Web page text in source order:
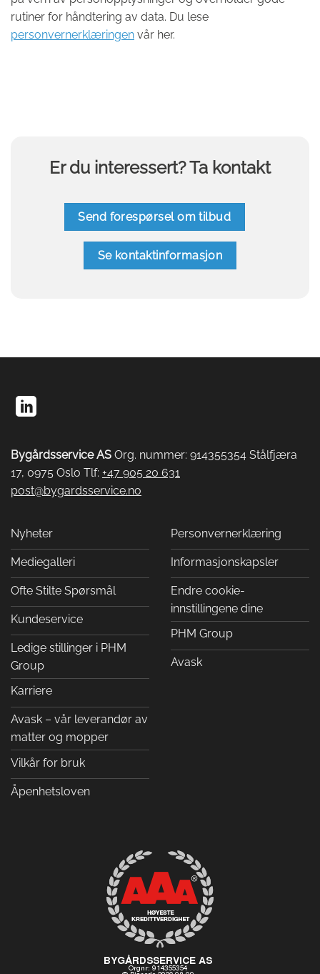
rutiner for håndtering av data. Du lese
personvernerklæringen vår her.
Er du interessert? Ta kontakt
Send forespørsel om tilbud
Se kontaktinformasjon
Bygårdsservice AS Org. nummer: 914355354 Stålfjæra
17, 0975 Oslo Tlf: +47 905 20 631
post@bygardsservice.no
Nyheter
Mediegalleri
Ofte Stilte Spørsmål
Kundeservice
Ledige stillinger i PHM
Group
Karriere
Avask – vår leverandør av
matter og mopper
Vilkår for bruk
Åpenhetsloven
Personvernerklæring
Informasjonskapsler
Endre cookie-
innstillingene dine
PHM Group
Avask